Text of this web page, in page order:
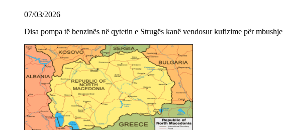
07/03/2026
Disa pompa të benzinës në qytetin e Strugës kanë vendosur kufizime për